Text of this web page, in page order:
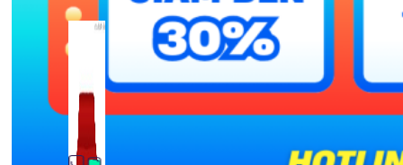
1,066 bài viết